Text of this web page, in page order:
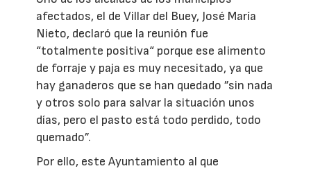
afectados, el de Villar del Buey, José María
Nieto, declaró que la reunión fue
“totalmente positiva“ porque ese alimento
de forraje y paja es muy necesitado, ya que
hay ganaderos que se han quedado ”sin nada
y otros solo para salvar la situación unos
días, pero el pasto está todo perdido, todo
quemado”.
Por ello, este Ayuntamiento al que